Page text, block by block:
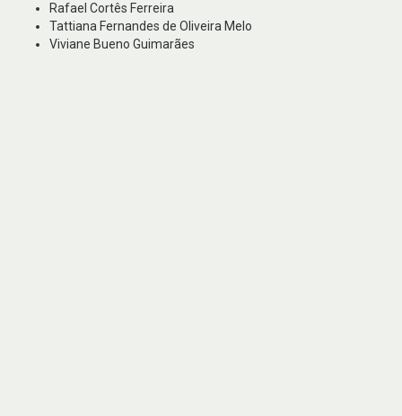
Rafael Cortês Ferreira
Tattiana Fernandes de Oliveira Melo
Viviane Bueno Guimarães